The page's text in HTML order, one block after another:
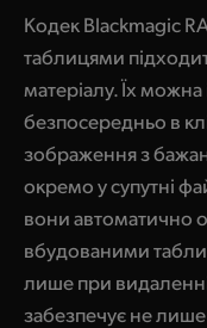
Кодек Blackmagic
таблицями
матеріалу. Їх можна
безпосередньо в
зображення з
окремо у супутні
вони автоматично
вбудованими
лише при
забезпечує не лише